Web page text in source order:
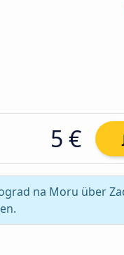
5 €
na Moru über